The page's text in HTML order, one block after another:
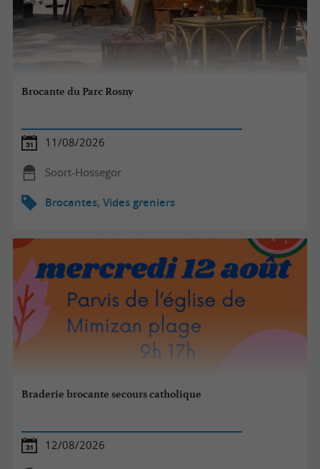
Brocante du Parc Rosny
11/08/2026
Soort-Hossegor
Brocantes, Vides greniers
Braderie brocante secours catholique
12/08/2026